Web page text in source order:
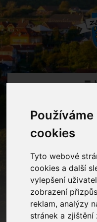
cookies
Tyto webové
cookies a další
vylepšení
zobrazení
reklam, analýzy
stránek a zjištění
Oznámení
2026/2027
Zápis dětí do
školní rok